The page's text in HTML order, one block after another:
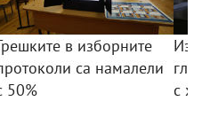
в изборните
са намалели
50%
с